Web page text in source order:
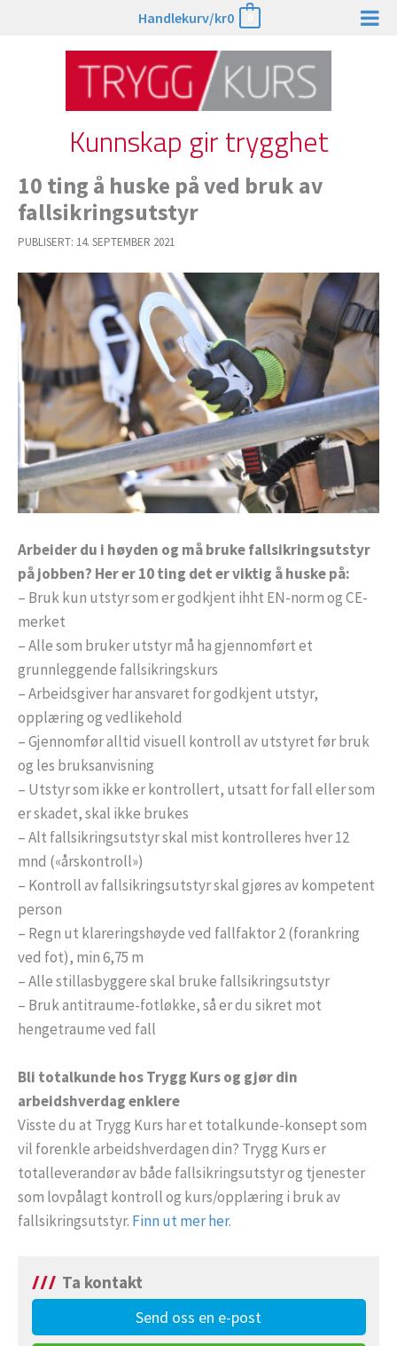
Handlekurv/kr0
Kunnskap gir trygghet
10 ting å huske på ved bruk av
fallsikringsutstyr
PUBLISERT: 14. SEPTEMBER 2021
Arbeider du i høyden og må bruke fallsikringsutstyr
på jobben? Her er 10 ting det er viktig å huske på:
– Bruk kun utstyr som er godkjent ihht EN-norm og CE-
merket
– Alle som bruker utstyr må ha gjennomført et
grunnleggende fallsikringskurs
– Arbeidsgiver har ansvaret for godkjent utstyr,
opplæring og vedlikehold
– Gjennomfør alltid visuell kontroll av utstyret før bruk
og les bruksanvisning
– Utstyr som ikke er kontrollert, utsatt for fall eller som
er skadet, skal ikke brukes
– Alt fallsikringsutstyr skal mist kontrolleres hver 12
mnd («årskontroll»)
– Kontroll av fallsikringsutstyr skal gjøres av kompetent
person
– Regn ut klareringshøyde ved fallfaktor 2 (forankring
ved fot), min 6,75 m
– Alle stillasbyggere skal bruke fallsikringsutstyr
– Bruk antitraume-fotløkke, så er du sikret mot
hengetraume ved fall
Bli totalkunde hos Trygg Kurs og gjør din
arbeidshverdag enklere
Visste du at Trygg Kurs har et totalkunde-konsept som
vil forenkle arbeidshverdagen din? Trygg Kurs er
totalleverandør av både fallsikringsutstyr og tjenester
som lovpålagt kontroll og kurs/opplæring i bruk av
fallsikringsutstyr. Finn ut mer her.
Ta kontakt
Send oss en e-post